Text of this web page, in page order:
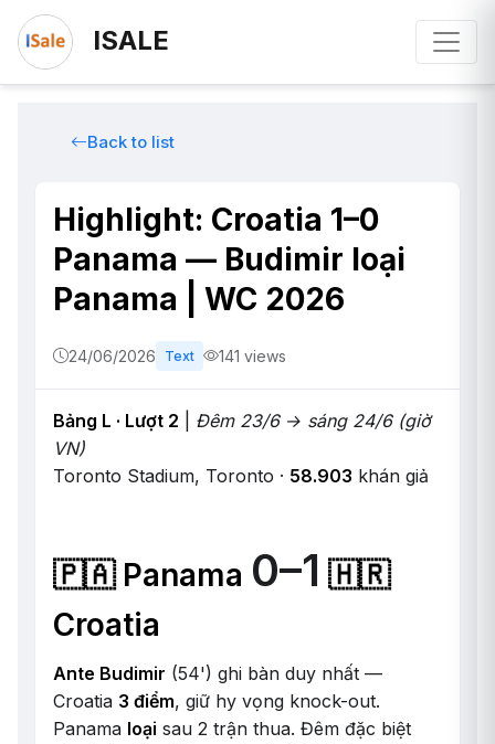
ISALE
Back to list
Highlight: Croatia 1–0
Panama — Budimir loại
Panama | WC 2026
24/06/2026 Text 141 views
Bảng L · Lượt 2
Đêm 23/6 → sáng 24/6 (giờ
VN)
Toronto Stadium, Toronto · 58.903 khán giả
🇵🇦 Panama 0–1 🇭🇷
Croatia
Ante Budimir (54') ghi bàn duy nhất —
Croatia 3 điểm, giữ hy vọng knock-out.
Panama loại sau 2 trận thua. Đêm đặc biệt